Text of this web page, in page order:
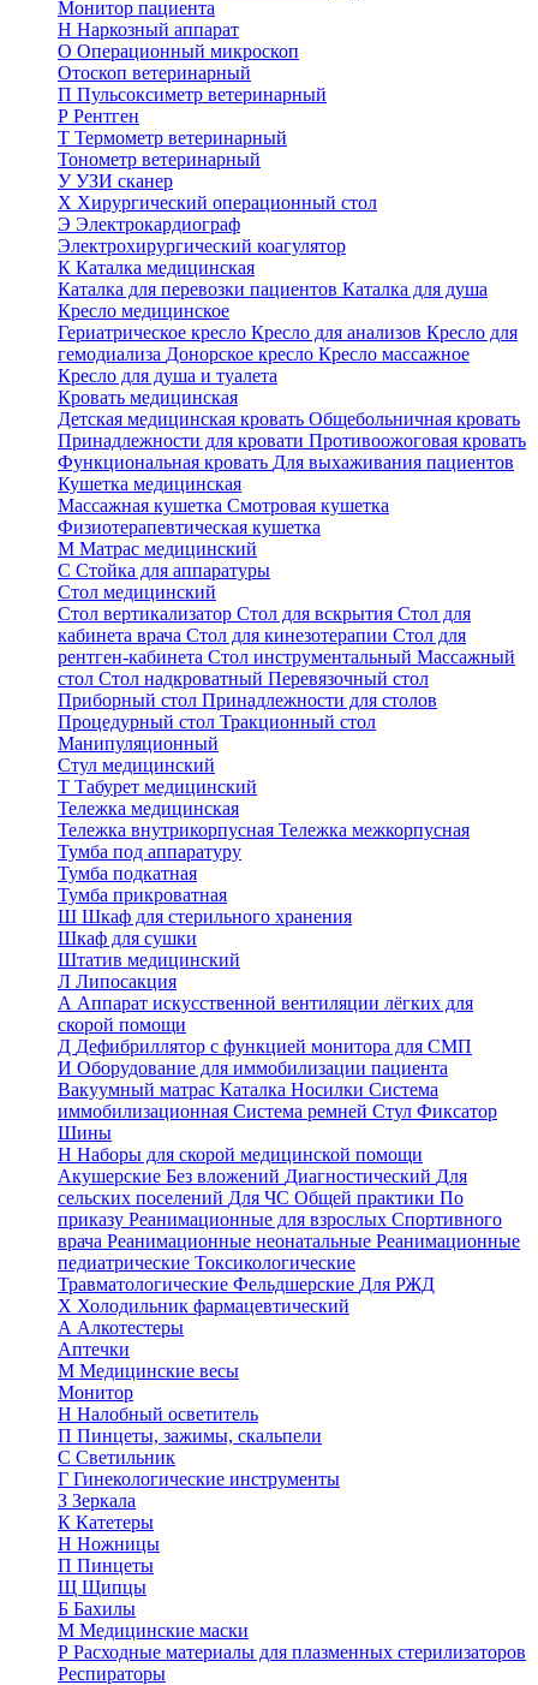
Монитор пациента
Н Наркозный аппарат
О Операционный микроскоп
Отоскоп ветеринарный
П Пульсоксиметр ветеринарный
Р Рентген
Т Термометр ветеринарный
Тонометр ветеринарный
УУЗИ сканер
Х Хирургический операционный стол
Э Электрокардиограф
Электрохирургический коагулятор
К Каталка медицинская
Каталка для перевозки пациентов Каталка для душа
Кресло медицинское
Гериатрическое кресло Кресло для анализов Кресло для
гемодиализа Донорское кресло Кресло массажное
Кресло для душа и туалета
Кровать медицинская
Детская медицинская кровать Общебольничная кровать
Принадлежности для кровати Противоожоговая кровать
Функциональная кровать Для выхаживания пациентов
Кушетка медицинская
Массажная кушетка Смотровая кушетка
Физиотерапевтическая кушетка
М Матрас медицинский
С Стойка для аппаратуры
Стол медицинский
Стол вертикализатор Стол для вскрытия Стол для
кабинета врача Стол для кинезотерапии Стол для
рентген-кабинета Стол инструментальный Массажный
стол Стол надкроватный Перевязочный стол
Приборный стол Принадлежности для столов
Процедурный стол Тракционный стол
Манипуляционный
Стул медицинский
Т Табурет медицинский
Тележка медицинская
Тележка внутрикорпусная Тележка межкорпусная
Тумба под аппаратуру
Тумба подкатная
Тумба прикроватная
Ш Шкаф для стерильного хранения
Шкаф для сушки
Штатив медицинский
Л Липосакция
А Аппарат искусственной вентиляции лёгких для
скорой помощи
Д Дефибриллятор с функцией монитора для СМП
И Оборудование для иммобилизации пациента
Вакуумный матрас Каталка Носилки Система
иммобилизационная Система ремней Стул Фиксатор
Шины
Н Наборы для скорой медицинской помощи
Акушерские Без вложений Диагностический Для
сельских поселений Для ЧС Общей практики По
приказу Реанимационные для взрослых Спортивного
врача Реанимационные неонатальные Реанимационные
педиатрические Токсикологические
Травматологические Фельдшерские Для РЖД
Х Холодильник фармацевтический
А Алкотестеры
Аптечки
М Медицинские весы
Монитор
Н Налобный осветитель
П Пинцеты, зажимы, скальпели
С Светильник
Г Гинекологические инструменты
З Зеркала
К Катетеры
Н Ножницы
П Пинцеты
Щ Щипцы
Б Бахилы
М Медицинские маски
Р Расходные материалы для плазменных стерилизаторов
Респираторы